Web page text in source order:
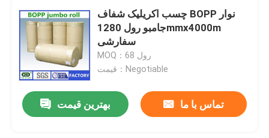
چسب اکریلیک شفاف BOPP نوار
جامبو رول 1280mmx4000m
سفارشی
MOQ：68 رول
قیمت：Negotiable
بهترین قیمت تماس با ما